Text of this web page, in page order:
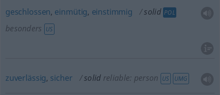
geschlossen, einmütig, einstimmig solid POL
besonders US
zuverlässig, sicher solid reliable: person US UMG